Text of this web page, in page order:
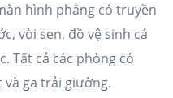
hình phẳng có truyền
vòi sen, đồ vệ sinh cá
Tất cả các phòng có
và ga trải giường.